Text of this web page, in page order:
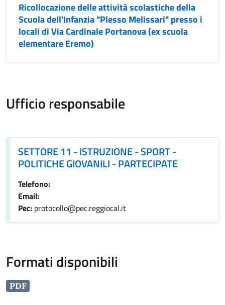
Ricollocazione delle attività scolastiche della
Scuola dell'Infanzia "Plesso Melissari" presso i
locali di Via Cardinale Portanova (ex scuola
elementare Eremo)
Ufficio responsabile
SETTORE 11 - ISTRUZIONE - SPORT -
POLITICHE GIOVANILI - PARTECIPATE
Telefono:
Email:
Pec: protocollo@pec.reggiocal.it
Formati disponibili
PDF